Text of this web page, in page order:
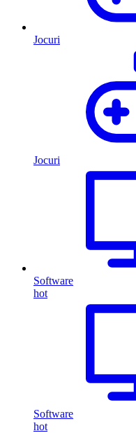
Jocuri
Jocuri
Software
hot
Software
hot